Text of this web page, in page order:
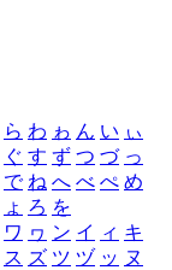
ら わ ゎ ん い ぃ
ぐ す ず つ づ っ
で ね へ べ ぺ め
ょ ろ を
ワ ヮ ン イ ィ キ
ス ズ ツ ヅ ッ ヌ